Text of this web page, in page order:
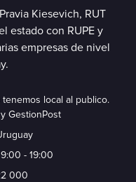
Kiesevich, RUT
estado con RUPE y
empresas de nivel
tenemos local al publico.
GestionPost
- 19:00
000